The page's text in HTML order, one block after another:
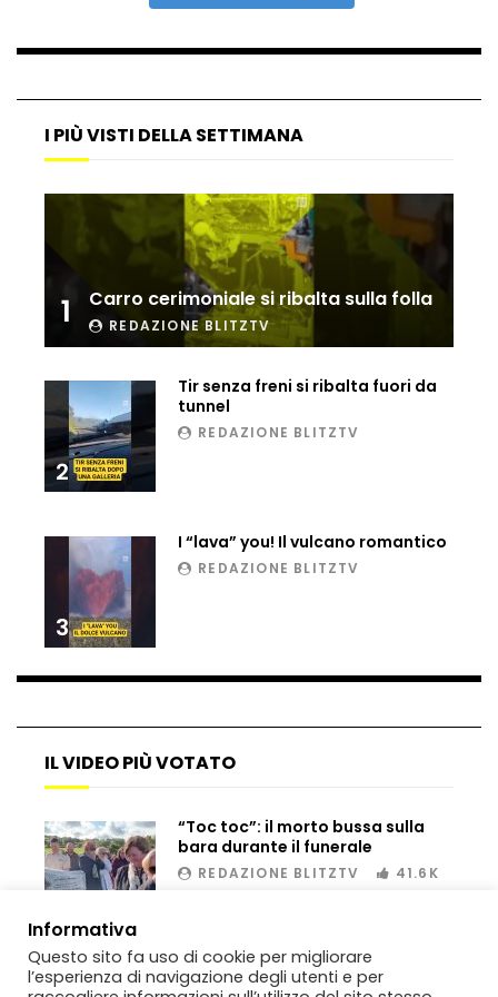
i droni russi
Tir bloccato sul passaggio a livello:
Parco divertimenti, attrazione cede
all’improvviso
tragedia a Petén
Russia sotto zero: fiumi congelati e navi
rompighiaccio a Mosca
Bombe russe sulle montagne per creare
scotch a un albero
il piano fallisce
I PIÙ VISTI DELLA SETTIMANA
1 Carro cerimoniale si ribalta sulla folla
REDAZIONE BLITZTV
2
Tir senza freni si ribalta fuori da
tunnel
REDAZIONE BLITZTV
3
I “lava” you! Il vulcano romantico
REDAZIONE BLITZTV
IL VIDEO PIÙ VOTATO
00:02
“Toc toc”: il morto bussa sulla
bara durante il funerale
REDAZIONE BLITZTV 41.6K
Informativa
Questo sito fa uso di cookie per migliorare
l’esperienza di navigazione degli utenti e per